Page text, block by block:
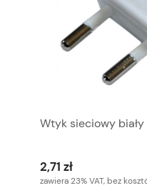
Wtyk sieciowy
2,71 zł
zawiera 23% VAT, bez